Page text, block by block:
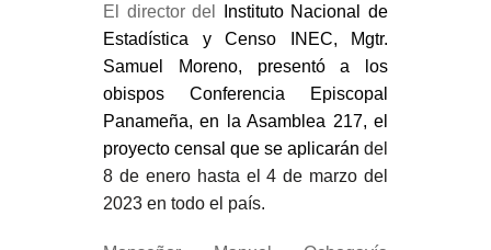
El director del
Instituto Nacional de
Estadística y Censo INEC,
Mgtr.
Samuel Moreno, presentó a los
obispos Conferencia Episcopal
Panameña, en la Asamblea 217, el
proyecto censal que se aplicarán del
8 de enero hasta el 4 de marzo del
2023 en todo el país.